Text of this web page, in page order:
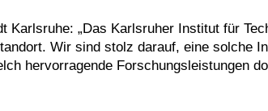
Karlsruhe: „Das Karlsruher Institut für
Wir sind stolz darauf, eine solche
hervorragende Forschungsleistungen